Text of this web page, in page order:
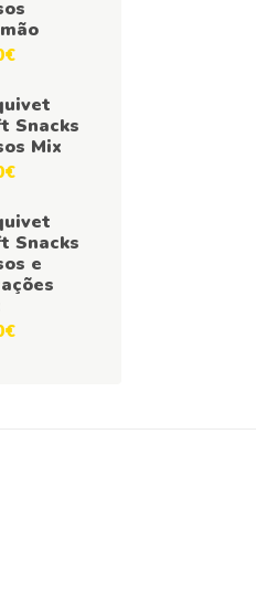
€
Snacks
Mix
€
Snacks
e
€